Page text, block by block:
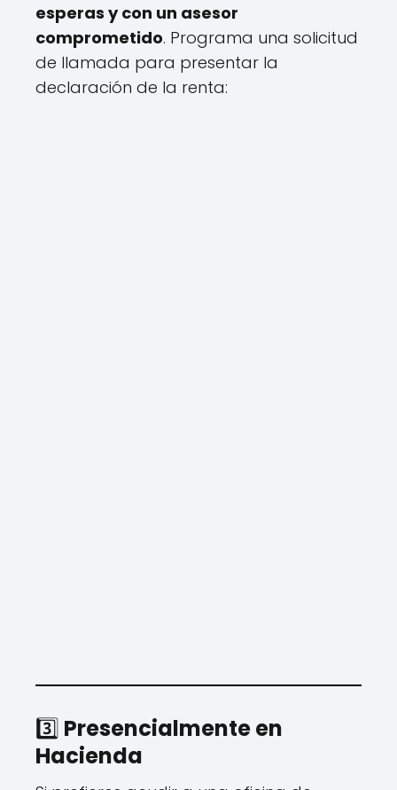
esperas y con un asesor
comprometido. Programa una solicitud
de llamada para presentar la
declaración de la renta:
3️⃣ Presencialmente en
Hacienda